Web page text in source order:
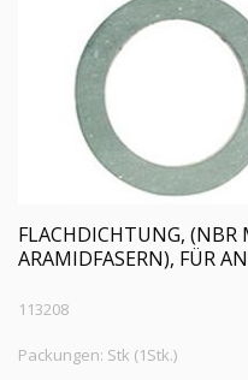
FLACHDICHTUNG, (NBR
ARAMIDFASERN), FÜR
113208
Packungen: Stk (1Stk.)